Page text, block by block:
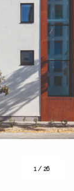
1 /26